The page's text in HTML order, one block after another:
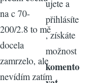
na c 70-
200/2.8 to mě
docela
zamrzelo, ale
nevídím zatím
ujete a
přihlásíte
, získáte
možnost
komento